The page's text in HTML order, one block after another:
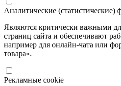
Аналитические (статистические)
Являются критически важными
страниц сайта и обеспечивают
например для онлайн-чата или
товара».
Рекламные cookie